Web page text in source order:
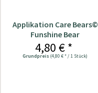
Applikation Care Bears©
Funshine Bear
4,80 € *
Grundpreis (4,80 € * / 1 Stück)